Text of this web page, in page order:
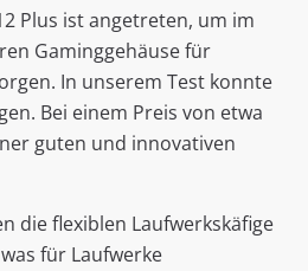
Plus ist angetreten, um im
Gaminggehäuse für
In unserem Test konnte
Bei einem Preis von etwa
guten und innovativen
die flexiblen Laufwerkskäfige
für Laufwerke